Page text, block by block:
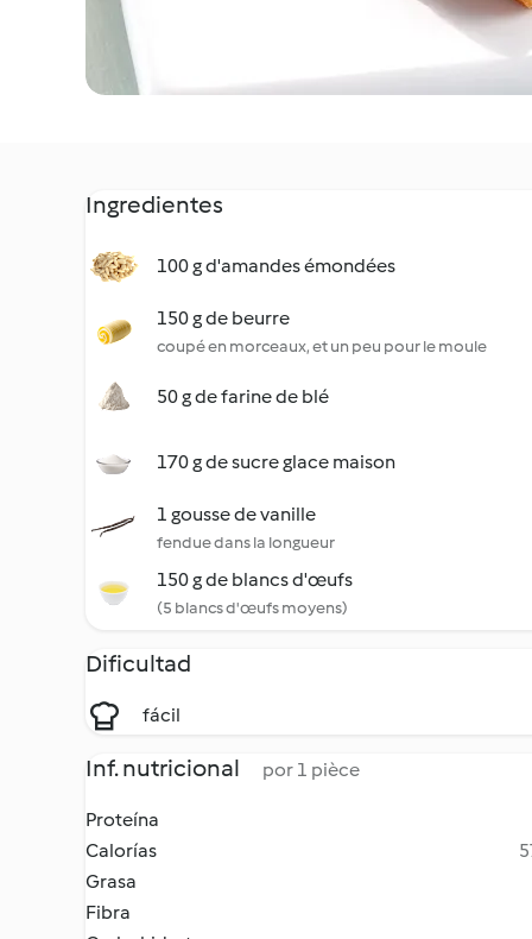
Ingredientes
100 g d'amandes émondées
150 g de beurre
coupé en morceaux, et un peu pour le moule
50 g de farine de blé
170 g de sucre glace maison
1 gousse de vanille
fendue dans la longueur
150 g de blancs d'œufs
(5 blancs d'œufs moyens)
Dificultad
fácil
Inf. nutricional por 1 pièce
Proteína
Calorías
Grasa
Fibra